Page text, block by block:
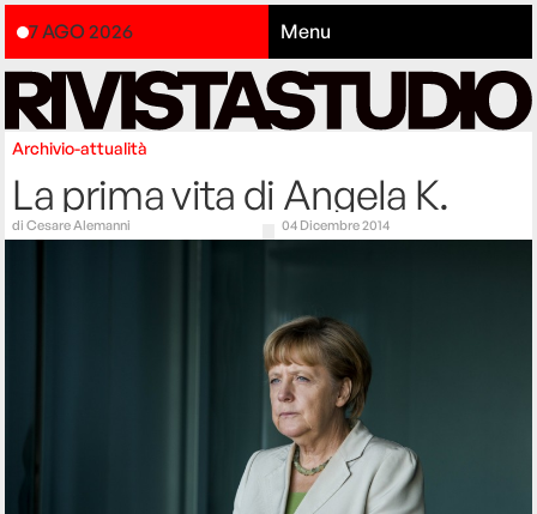
7 AGO 2026 Menu
Archivio-attualità
La prima vita di Angela K.
diCesare Alemanni 04 Dicembre 2014